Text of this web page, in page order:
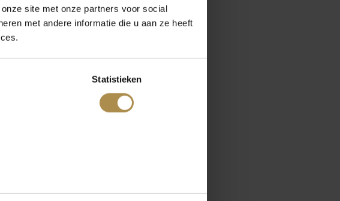
site met onze partners voor social
met andere informatie die u aan ze heeft
Statistieken